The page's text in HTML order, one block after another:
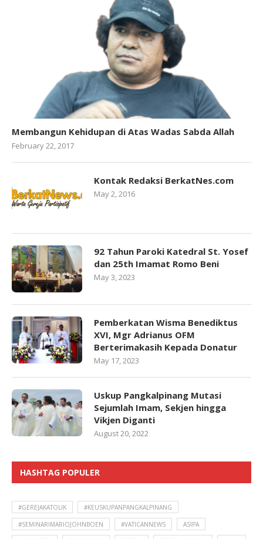
Membangun Kehidupan di Atas Wadas Sabda Allah
February 22, 2017
Kontak Redaksi BerkatNes.com
May 2, 2016
92 Tahun Paroki Katedral St. Yosef
dan 25th Imamat Romo Beni
May 3, 2023
Pemberkatan Wisma Benediktus
XVI, Mgr Adrianus OFM
Berterimakasih Kepada Donatur
May 17, 2023
Uskup Pangkalpinang Mutasi
Sejumlah Imam, Sekjen hingga
Vikjen Diganti
August 20, 2022
HASHTAG POPULER
#GEREJAKATOLIK #KEUSKUPANPANGKALPINANG
#SEMINARIMARIOJOHNBOEN #VATICANNEWS ASIPA